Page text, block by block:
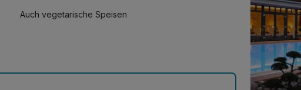
Auch vegetarische Speisen